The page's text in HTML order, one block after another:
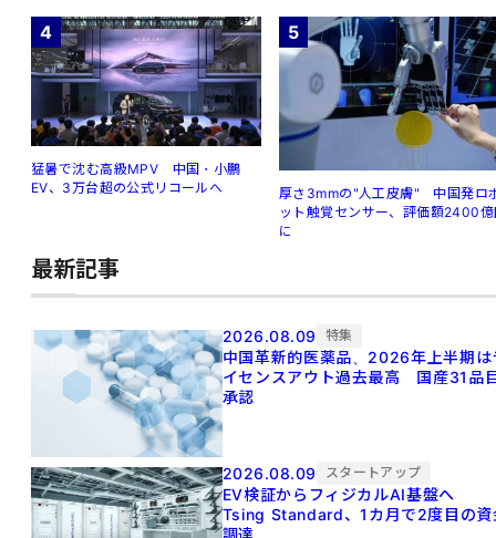
4
猛暑で沈む高級MPV 中国・小鵬
EV、3万台超の公式リコールへ
5
厚さ3mmの"人工皮膚" 中国発ロ
ット触覚センサー、評価額2400
に
最新記事
2026.08.09 特集
中国革新的医薬品、2026年上半期は
イセンスアウト過去最高 国産31品
承認
2026.08.09 スタートアップ
EV検証からフィジカルAI基盤へ
Tsing Standard、1カ月で2度目の資